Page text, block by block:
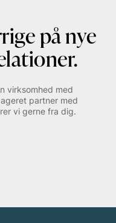
på nye
virksomhed med
partner med
vi gerne fra dig.